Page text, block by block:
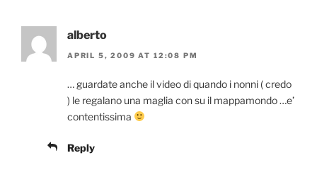
alberto
APRIL 5, 2009 AT 12:08 PM
… guardate anche il video di quando i nonni ( credo
) le regalano una maglia con su il mappamondo …e’
contentissima
Reply